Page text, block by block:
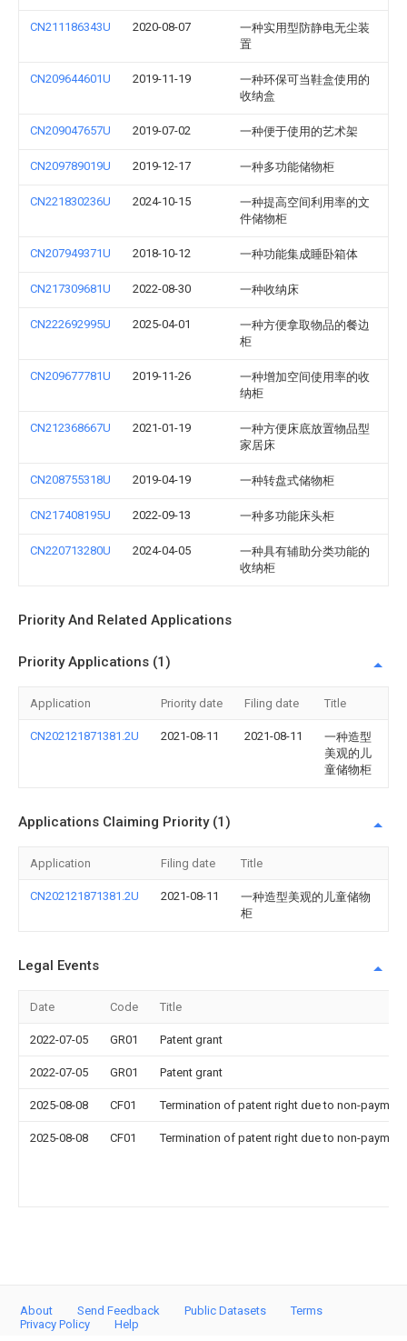
CN211186343U 2020-08-07
一种实用型防静电无尘装
置
CN209644601U 2019-11-19
一种环保可当鞋盒使用的
收纳盒
CN209047657U 2019-07-02 一种便于使用的艺术架
CN209789019U 2019-12-17 一种多功能储物柜
CN221830236U 2024-10-15
一种提高空间利用率的文
件储物柜
CN207949371U 2018-10-12 一种功能集成睡卧箱体
CN217309681U 2022-08-30 一种收纳床
CN222692995U 2025-04-01
一种方便拿取物品的餐边
柜
CN209677781U 2019-11-26
一种增加空间使用率的收
纳柜
CN212368667U 2021-01-19
一种方便床底放置物品型
家居床
CN208755318U 2019-04-19 一种转盘式储物柜
CN217408195U 2022-09-13 一种多功能床头柜
CN220713280U 2024-04-05
一种具有辅助分类功能的
收纳柜
Priority And Related Applications
Priority Applications (1)
Application Priority date Filing date Title
CN202121871381.2U 2021-08-11 2021-08-11
一种造型
美观的儿
童储物柜
Applications Claiming Priority (1)
Application Filing date Title
CN202121871381.2U 2021-08-11
一种造型美观的儿童储物
柜
Legal Events
Date Code Title
2022-07-05 GR01 Patent grant
2022-07-05 GR01 Patent grant
2025-08-08 CF01 Termination of patent right due to non-
2025-08-08 CF01 Termination of patent right due to non-
About Send Feedback Public Datasets
Terms
Privacy Policy
Help